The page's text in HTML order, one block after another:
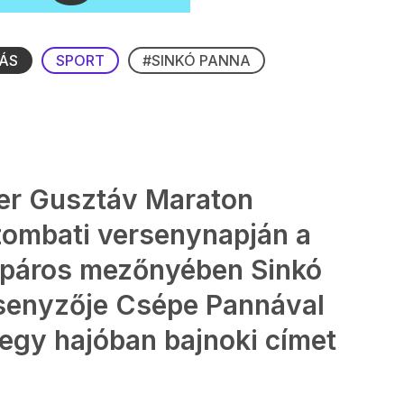
SPORT #SINKÓ PANNA
Gusztáv Maraton
versenynapján a
mezőnyében Sinkó
Csépe Pannával
hajóban bajnoki címet